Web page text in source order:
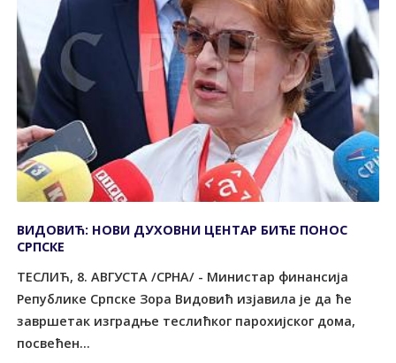
ВИДОВИЋ: НОВИ ДУХОВНИ ЦЕНТАР БИЋЕ ПОНОС
СРПСКЕ
ТЕСЛИЋ, 8. АВГУСТА /СРНА/ - Министар финансија
Републике Српске Зора Видовић изјавила је да ће
завршетак изградње теслићког парохијског дома,
посвећен...